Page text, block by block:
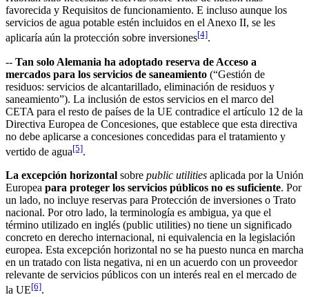
favorecida y Requisitos de funcionamiento. E incluso aunque los
servicios de agua potable estén incluidos en el Anexo II, se les
aplicaría aún la protección sobre inversiones[4].
-- Tan solo Alemania ha adoptado reserva de Acceso a
mercados para los servicios de saneamiento (“Gestión de
residuos: servicios de alcantarillado, eliminación de residuos y
saneamiento”). La inclusión de estos servicios en el marco del
CETA para el resto de países de la UE contradice el artículo 12 de la
Directiva Europea de Concesiones, que establece que esta directiva
no debe aplicarse a concesiones concedidas para el tratamiento y
vertido de agua[5].
La excepción horizontal sobre public utilities aplicada por la Unión
Europea para proteger los servicios públicos no es suficiente. Por
un lado, no incluye reservas para Protección de inversiones o Trato
nacional. Por otro lado, la terminología es ambigua, ya que el
término utilizado en inglés (public utilities) no tiene un significado
concreto en derecho internacional, ni equivalencia en la legislación
europea. Esta excepción horizontal no se ha puesto nunca en marcha
en un tratado con lista negativa, ni en un acuerdo con un proveedor
relevante de servicios públicos con un interés real en el mercado de
la UE[6].